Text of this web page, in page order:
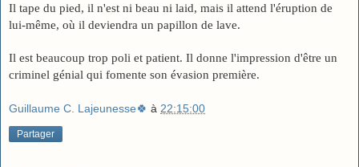
Il tape du pied, il n'est ni beau ni laid, mais il attend l'éruption de
lui-même, où il deviendra un papillon de lave.
Il est beaucoup trop poli et patient. Il donne l'impression d'être un
criminel génial qui fomente son évasion première.
Guillaume C. Lajeunesse🍀 à 22:15:00
Partager